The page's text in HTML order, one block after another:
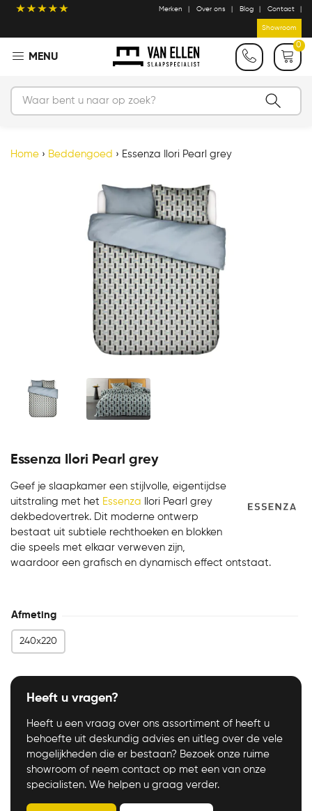
Merken Over ons Blog Contact
Showroom
0
Home › Beddengoed › Essenza Ilori Pearl grey
Essenza Ilori Pearl grey
Geef je slaapkamer een stijlvolle, eigentijdse
uitstraling met het Essenza Ilori Pearl grey
dekbedovertrek. Dit moderne ontwerp
bestaat uit subtiele rechthoeken en blokken
die speels met elkaar verweven zijn,
waardoor een grafisch en dynamisch effect ontstaat.
Afmeting
240x220
Heeft u vragen?
Heeft u een vraag over ons assortiment of heeft u
behoefte uit deskundig advies en uitleg over de vele
mogelijkheden die er bestaan? Bezoek onze ruime
showroom of neem contact op met een van onze
specialisten. We helpen u graag verder.